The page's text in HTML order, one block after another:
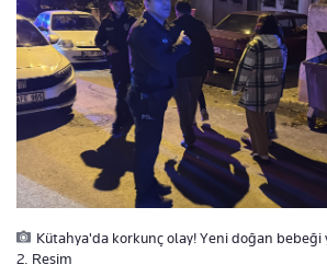
Kütahya'da korkunç olay! Yeni doğan bebeği
2. Resim